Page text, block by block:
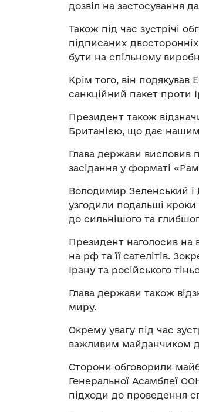
дозвіл на застосування
Також під час зустрічі
підписаних
бути на спільному
Крім того, він подякував
санкційний пакет проти
Президент також
Британією, що дає нашим
Глава держави висловив
засідання у форматі
Володимир Зеленський і
узгодили подальші
до сильнішого та
Президент наголосив на
на рф та її сателітів.
Ірану та російського
Глава держави також
миру.
Окрему увагу під час
важливим майданчиком
Сторони обговорили
Генеральної Асамблеї
підходи до проведення